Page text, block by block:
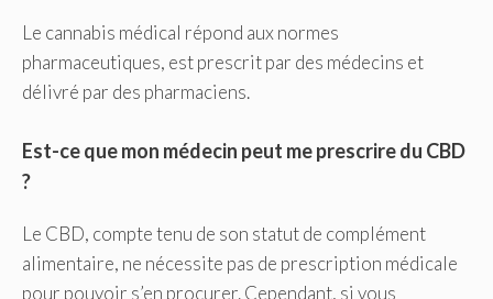
Le cannabis médical répond aux normes
pharmaceutiques, est prescrit par des médecins et
délivré par des pharmaciens.
Est-ce que mon médecin peut me prescrire du CBD
?
Le CBD, compte tenu de son statut de complément
alimentaire, ne nécessite pas de prescription médicale
pour pouvoir s’en procurer. Cependant, si vous